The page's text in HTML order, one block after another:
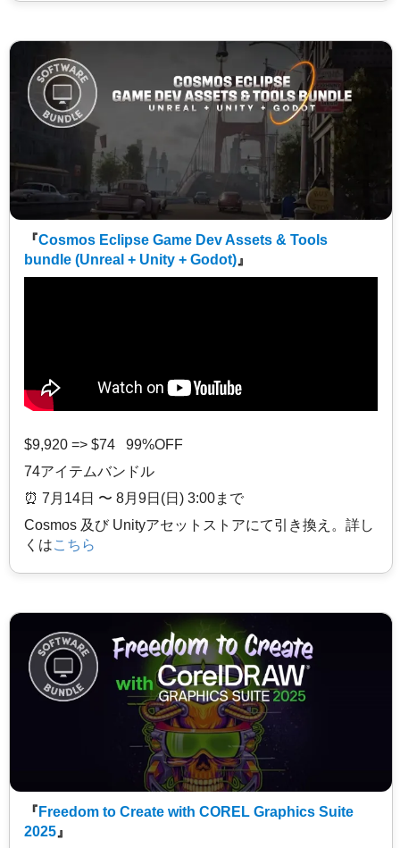
『Cosmos Eclipse Game Dev Assets & Tools
bundle (Unreal + Unity + Godot) 』
$9,920 => $74 99%OFF
74アイテムバンドル
⏰️ 7月14日 〜 8月9日(日) 3:00まで
Cosmos 及び Unityアセットストアにて引き換え。詳し
くはこちら
『 Freedom to Create with COREL Graphics Suite
2025 』